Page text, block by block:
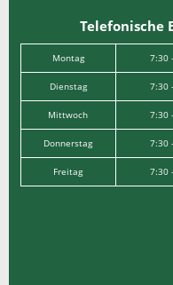
Telefonische
Montag 7:30
Dienstag 7:30
Mittwoch 7:30
Donnerstag 7:30
Freitag 7:30